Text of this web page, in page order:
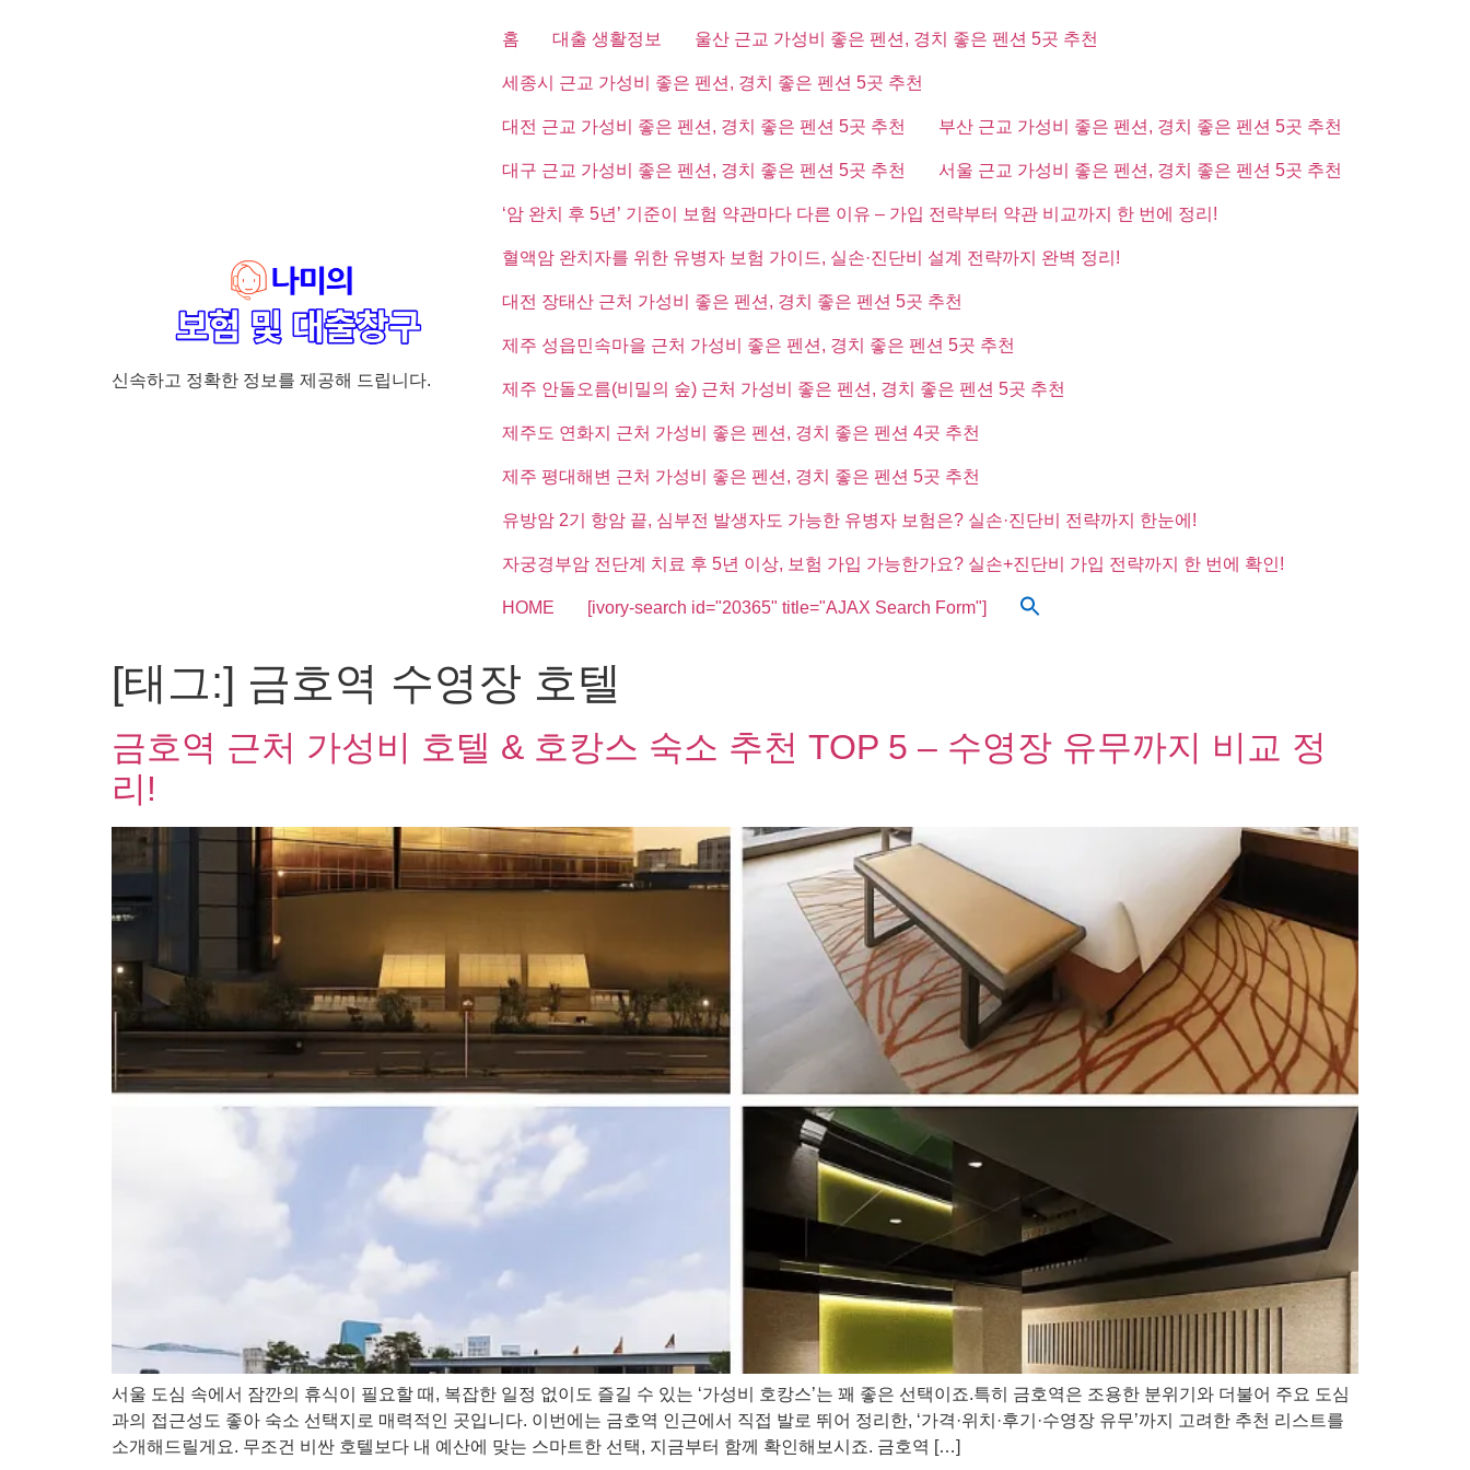
신속하고 정확한 정보를 제공해 드립니다.
홈 대출 생활정보 울산 근교 가성비 좋은 펜션, 경치 좋은 펜션 5곳 추천
세종시 근교 가성비 좋은 펜션, 경치 좋은 펜션 5곳 추천
대전 근교 가성비 좋은 펜션, 경치 좋은 펜션 5곳 추천 부산 근교 가성비 좋은 펜션, 경치 좋은 펜션 5곳 추천
대구 근교 가성비 좋은 펜션, 경치 좋은 펜션 5곳 추천 서울 근교 가성비 좋은 펜션, 경치 좋은 펜션 5곳 추천
‘암 완치 후 5년’ 기준이 보험 약관마다 다른 이유 – 가입 전략부터 약관 비교까지 한 번에 정리!
혈액암 완치자를 위한 유병자 보험 가이드, 실손·진단비 설계 전략까지 완벽 정리!
대전 장태산 근처 가성비 좋은 펜션, 경치 좋은 펜션 5곳 추천
제주 성읍민속마을 근처 가성비 좋은 펜션, 경치 좋은 펜션 5곳 추천
제주 안돌오름(비밀의 숲) 근처 가성비 좋은 펜션, 경치 좋은 펜션 5곳 추천
제주도 연화지 근처 가성비 좋은 펜션, 경치 좋은 펜션 4곳 추천
제주 평대해변 근처 가성비 좋은 펜션, 경치 좋은 펜션 5곳 추천
유방암 2기 항암 끝, 심부전 발생자도 가능한 유병자 보험은? 실손·진단비 전략까지 한눈에!
자궁경부암 전단계 치료 후 5년 이상, 보험 가입 가능한가요? 실손+진단비 가입 전략까지 한 번에 확인!
HOME [ivory-search id="20365" title="AJAX Search Form"]
[태그:] 금호역 수영장 호텔
금호역 근처 가성비 호텔 & 호캉스 숙소 추천 TOP 5 – 수영장 유무까지 비교 정
리!
서울 도심 속에서 잠깐의 휴식이 필요할 때, 복잡한 일정 없이도 즐길 수 있는 ‘가성비 호캉스’는 꽤 좋은 선택이죠.특히 금호역은 조용한 분위기와 더불어 주요 도심
과의 접근성도 좋아 숙소 선택지로 매력적인 곳입니다. 이번에는 금호역 인근에서 직접 발로 뛰어 정리한, ‘가격·위치·후기·수영장 유무’까지 고려한 추천 리스트를
소개해드릴게요. 무조건 비싼 호텔보다 내 예산에 맞는 스마트한 선택, 지금부터 함께 확인해보시죠. 금호역 […]